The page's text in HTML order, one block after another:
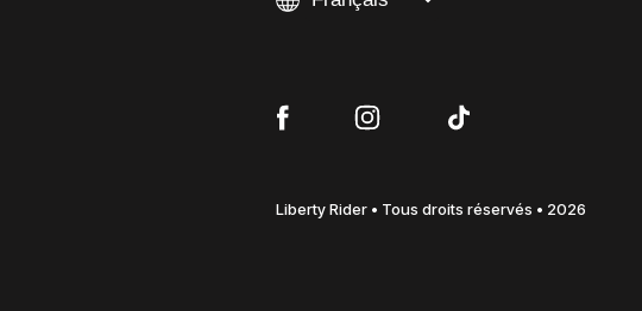
Liberty Rider • Tous droits réservés • 2026